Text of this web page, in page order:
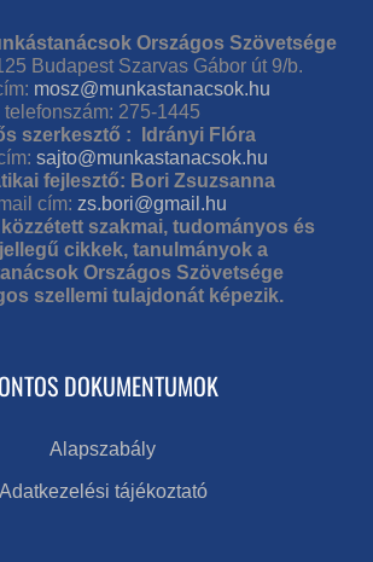
Országos Szövetsége
Budapest Szarvas Gábor út 9/b.
mosz@munkastanacsok.hu
telefonszám: 275-1445
szerkesztő : Idrányi Flóra
sajto@munkastanacsok.hu
fejlesztő: Bori Zsuzsanna
cím: zs.bori@gmail.hu
szakmai, tudományos és
cikkek, tanulmányok a
Országos Szövetsége
szellemi tulajdonát képezik.
DOKUMENTUMOK
Alapszabály
Adatkezelési tájékoztató